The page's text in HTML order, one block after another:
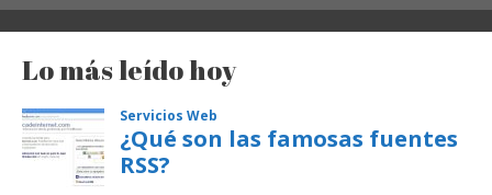
Lo más leído hoy